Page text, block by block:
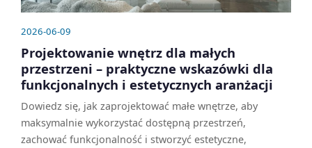
2026-06-09
Projektowanie wnętrz dla małych
przestrzeni – praktyczne wskazówki dla
funkcjonalnych i estetycznych aranżacji
Dowiedz się, jak zaprojektować małe wnętrze, aby
maksymalnie wykorzystać dostępną przestrzeń,
zachować funkcjonalność i stworzyć estetyczne,